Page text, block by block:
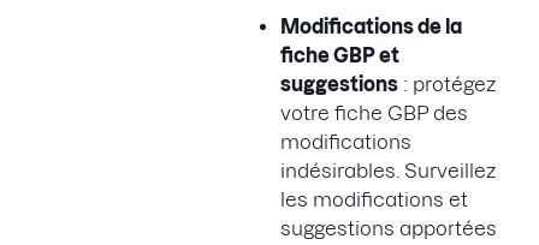
Modifications de la
fiche GBP et
suggestions : protégez
votre fiche GBP des
modifications
indésirables. Surveillez
les modifications et
suggestions apportées